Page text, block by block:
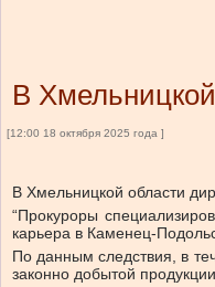
В
[12:00 18 октября 2025 года ]
В Хмельницкой области
“Прокуроры
карьера в Каменец-
По данным следствия, в
законно добытой